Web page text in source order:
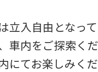
自由となって
をご探索くだ
にてお楽しみく